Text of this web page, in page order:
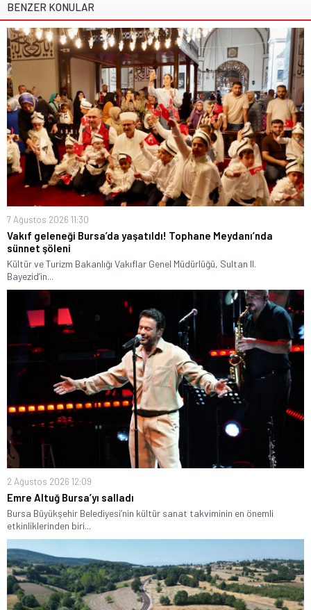
BENZER KONULAR
7 Ağustos 2026 11:30
Vakıf geleneği Bursa’da yaşatıldı! Tophane Meydanı’nda
sünnet şöleni
Kültür ve Turizm Bakanlığı Vakıflar Genel Müdürlüğü, Sultan II.
Bayezid’in...
2 Ağustos 2026 12:09
Emre Altuğ Bursa’yı salladı
Bursa Büyükşehir Belediyesi’nin kültür sanat takviminin en önemli
etkinliklerinden biri...